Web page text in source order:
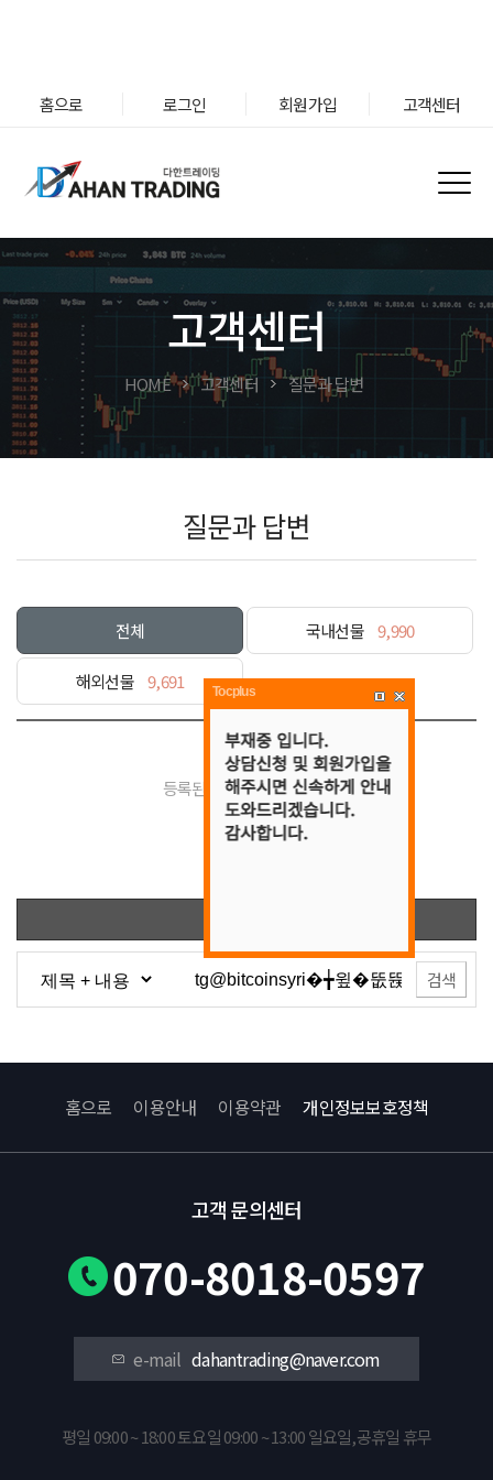
홈으로 로그인 회원가입 고객센터
고객센터
HOME 고객센터 질문과 답변
질문과 답변
전체 국내선물 9,990
해외선물 9,691
등록된 게시물이 없습니다.
검색
홈으로 이용안내 이용약관 개인정보보호정책
고객 문의센터
070-8018-0597
e-maildahantrading@naver.com
평일 09:00 ~ 18:00 토요일 09:00 ~ 13:00 일요일,공휴일 휴무
Tocplus